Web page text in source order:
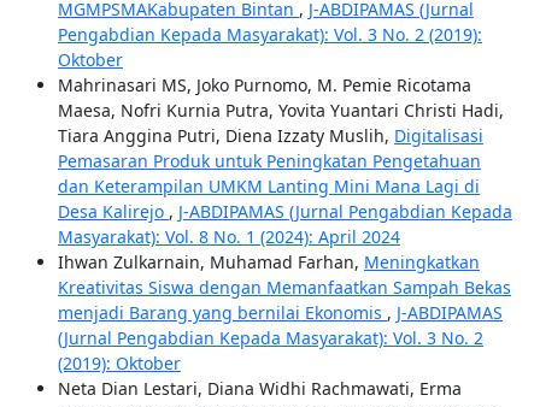
MGMPSMAKabupaten Bintan , J-ABDIPAMAS (Jurnal
Pengabdian Kepada Masyarakat): Vol. 3 No. 2 (2019):
Oktober
Mahrinasari MS, Joko Purnomo, M. Pemie Ricotama
Maesa, Nofri Kurnia Putra, Yovita Yuantari Christi Hadi,
Tiara Anggina Putri, Diena Izzaty Muslih, Digitalisasi
Pemasaran Produk untuk Peningkatan Pengetahuan
dan Keterampilan UMKM Lanting Mini Mana Lagi di
Desa Kalirejo , J-ABDIPAMAS (Jurnal Pengabdian Kepada
Masyarakat): Vol. 8 No. 1 (2024): April 2024
Ihwan Zulkarnain, Muhamad Farhan, Meningkatkan
Kreativitas Siswa dengan Memanfaatkan Sampah Bekas
menjadi Barang yang bernilai Ekonomis , J-ABDIPAMAS
(Jurnal Pengabdian Kepada Masyarakat): Vol. 3 No. 2
(2019): Oktober
Neta Dian Lestari, Diana Widhi Rachmawati, Erma